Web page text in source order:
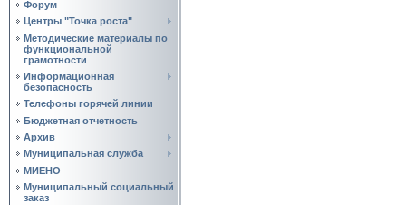
Форум
Центры "Точка роста"
Методические материалы по
функциональной
грамотности
Информационная
безопасность
Телефоны горячей линии
Бюджетная отчетность
Архив
Муниципальная служба
МИЕНО
Муниципальный социальный
заказ